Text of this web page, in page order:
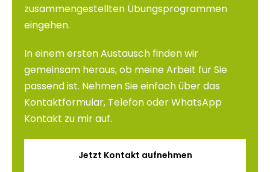
zusammengestellten Übungsprogrammen
eingehen.
In einem ersten Austausch finden wir
gemeinsam heraus, ob meine Arbeit für Sie
passend ist. Nehmen Sie einfach über das
Kontaktformular, Telefon oder WhatsApp
Kontakt zu mir auf.
Jetzt Kontakt aufnehmen